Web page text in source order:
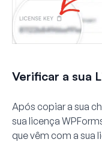
Verificar a sua
Após copiar a sua
sua licença
que vêm com a sua